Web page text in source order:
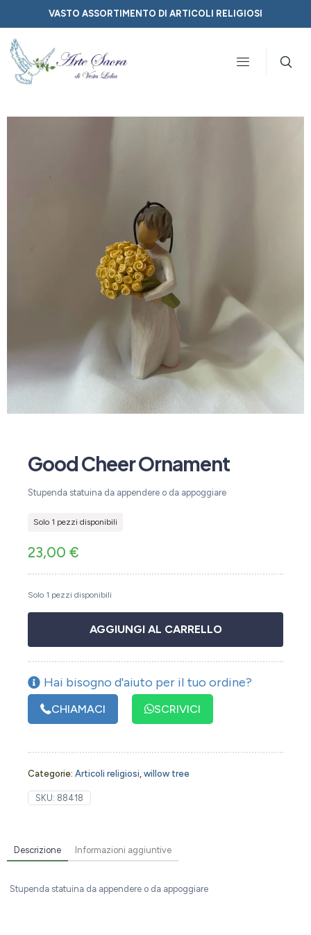
VASTO ASSORTIMENTO DI ARTICOLI RELIGIOSI
Good Cheer Ornament
Stupenda statuina da appendere o da appoggiare
Solo 1 pezzi disponibili
23,00 €
Solo 1 pezzi disponibili
AGGIUNGI AL CARRELLO
Hai bisogno d'aiuto per il tuo ordine?
CHIAMACI SCRIVICI
Categorie: Articoli religiosi willow tree
SKU: 88418
Descrizione Informazioni aggiuntive
Stupenda statuina da appendere o da appoggiare